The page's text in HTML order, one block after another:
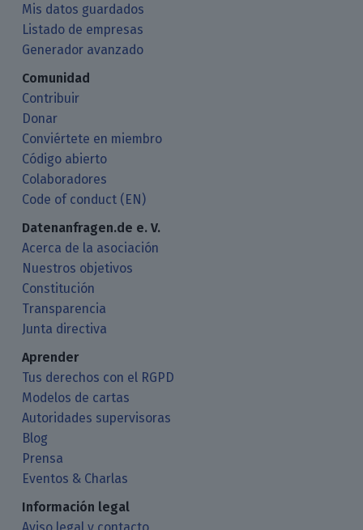
Mis datos guardados
Listado de empresas
Generador avanzado
Comunidad
Contribuir
Donar
Conviértete en miembro
Código abierto
Colaboradores
Code of conduct (EN)
Datenanfragen.de e. V.
Acerca de la asociación
Nuestros objetivos
Constitución
Transparencia
Junta directiva
Aprender
Tus derechos con el RGPD
Modelos de cartas
Autoridades supervisoras
Blog
Prensa
Eventos & Charlas
Información legal
Aviso legal y contacto